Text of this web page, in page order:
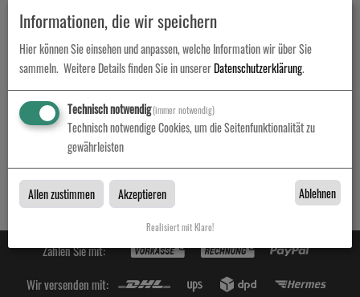
Präsentationsmappen
zum Artikel
Präsentationsmappen
Präsentationsmappen bei Druckamt in Berlin
Zahlen Sie mit:
Wir versenden mit:
Informationen, die wir speichern
Hier können Sie einsehen und anpassen, welche Information wir über Sie
sammeln. Weitere Details finden Sie in unsererDatenschutzerklärung.
Technisch notwendig(immer notwendig)
Technisch notwendige Cookies, um die Seitenfunktionalität zu
gewährleisten
Allen zustimmen Akzeptieren Ablehnen
Realisiert mit Klaro!